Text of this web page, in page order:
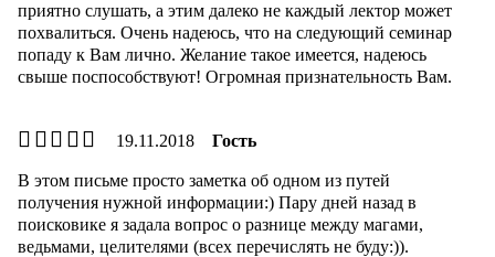
приятно слушать, а этим далеко не каждый лектор может
похвалиться. Очень надеюсь, что на следующий семинар
попаду к Вам лично. Желание такое имеется, надеюсь
свыше поспособствуют! Огромная признательность Вам.
19.11.2018 Гость
В этом письме просто заметка об одном из путей
получения нужной информации:) Пару дней назад в
поисковике я задала вопрос о разнице между магами,
ведьмами, целителями (всех перечислять не буду:)).